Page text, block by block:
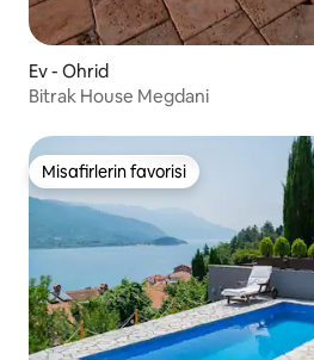
Ev - Ohrid
Bitrak House Megdani
Misafirlerin favorisi
Misafirlerin favorisi